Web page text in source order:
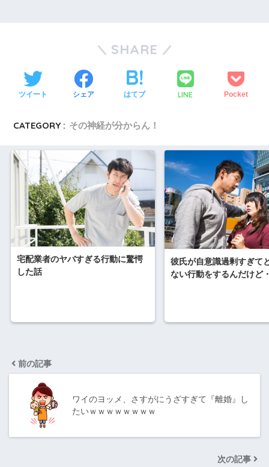
SHARE
ツイート シェア はてブ LINE Pocket
CATEGORY : その神経が分からん！
宅配業者のヤバすぎる行動に驚愕
した話
彼氏が自意識過剰すぎて
ない行動をするんだけど
前の記事
ワイのヨッメ、さすがにうざすぎて『離婚』し
たいｗｗｗｗｗｗｗｗ
次の記事